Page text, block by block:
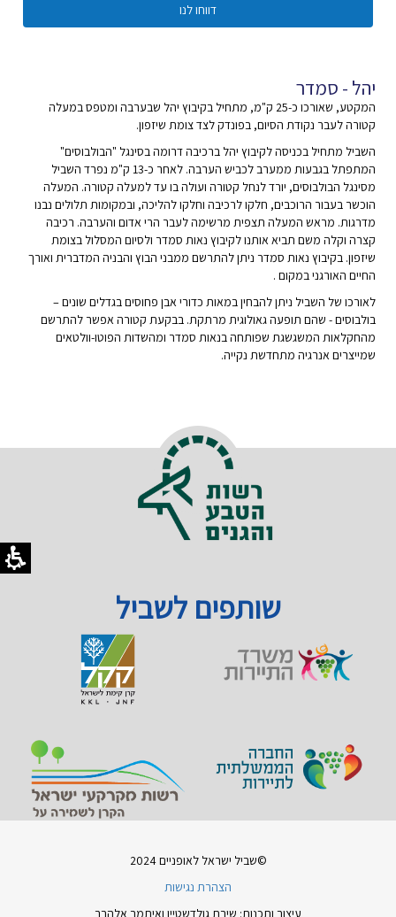
דווחו לנו
יהל - סמדר
המקטע, שאורכו כ-25 ק"מ, מתחיל בקיבוץ יהל שבערבה ומטפס במעלה
קטורה לעבר נקודת הסיום, בפונדק לצד צומת שיזפון.
השביל מתחיל בכניסה לקיבוץ יהל ברכיבה דרומה בסינגל "הבולבוסים"
המתפתל בגבעות ממערב לכביש הערבה. לאחר כ-13 ק"מ נפרד השביל
מסינגל הבולבוסים, יורד לנחל קטורה ועולה בו עד למעלה קטורה. המעלה
הוכשר בעבור הרוכבים, חלקו לרכיבה וחלקו להליכה, ובמקומות תלולים נבנו
מדרגות. מראש המעלה תצפית מרשימה לעבר הרי אדום והערבה. רכיבה
קצרה וקלה משם תביא אותנו לקיבוץ נאות סמדר ולסיום המסלול בצומת
שיזפון. בקיבוץ נאות סמדר ניתן להתרשם ממבני הבוץ והבניה המדברית ואורך
החיים האורגני במקום .
לאורכו של השביל ניתן להבחין במאות כדורי אבן פחוסים בגדלים שונים –
בולבוסים - שהם תופעה גאולוגית מרתקת. בבקעת קטורה אפשר להתרשם
מהחקלאות המשגשגת שפותחה בנאות סמדר ומהשדות הפוטו-וולטאים
שמייצרים אנרגיה מתחדשת נקייה.
שותפים לשביל
©שביל ישראל לאופניים 2024
הצהרת נגישות
עיצוב ותכנות: שירת גולדשטיין ואיתמר אלהרר